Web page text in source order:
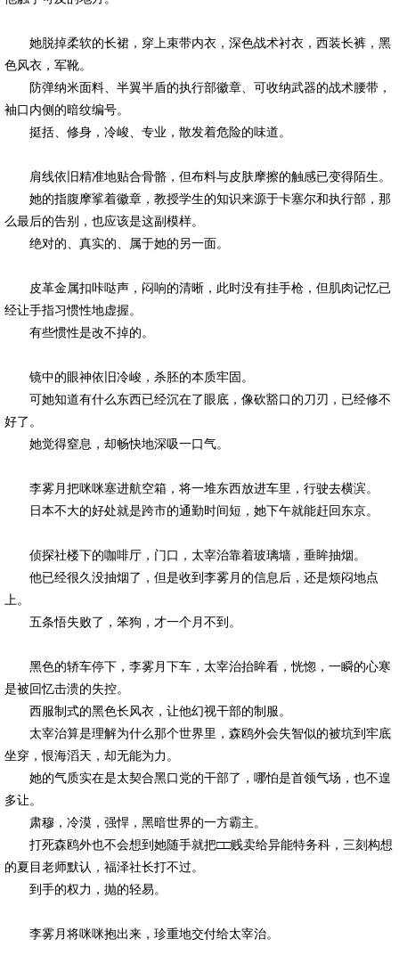
她脱掉柔软的长裙，穿上束带内衣，深色战术衬衣，西装长裤，黑
色风衣，军靴。
防弹纳米面料、半翼半盾的执行部徽章、可收纳武器的战术腰带，
袖口内侧的暗纹编号。
挺括、修身，冷峻、专业，散发着危险的味道。
肩线依旧精准地贴合骨骼，但布料与皮肤摩擦的触感已变得陌生。
她的指腹摩挲着徽章，教授学生的知识来源于卡塞尔和执行部，那
么最后的告别，也应该是这副模样。
绝对的、真实的、属于她的另一面。
皮革金属扣咔哒声，闷响的清晰，此时没有挂手枪，但肌肉记忆已
经让手指习惯性地虚握。
有些惯性是改不掉的。
镜中的眼神依旧冷峻，杀胚的本质牢固。
可她知道有什么东西已经沉在了眼底，像砍豁口的刀刃，已经修不
好了。
她觉得窒息，却畅快地深吸一口气。
李雾月把咪咪塞进航空箱，将一堆东西放进车里，行驶去横滨。
日本不大的好处就是跨市的通勤时间短，她下午就能赶回东京。
侦探社楼下的咖啡厅，门口，太宰治靠着玻璃墙，垂眸抽烟。
他已经很久没抽烟了，但是收到李雾月的信息后，还是烦闷地点
上。
五条悟失败了，笨狗，才一个月不到。
黑色的轿车停下，李雾月下车，太宰治抬眸看，恍惚，一瞬的心寒
是被回忆击溃的失控。
西服制式的黑色长风衣，让他幻视干部的制服。
太宰治算是理解为什么那个世界里，森鸥外会失智似的被坑到牢底
坐穿，恨海滔天，却无能为力。
她的气质实在是太契合黑口党的干部了，哪怕是首领气场，也不遑
多让。
肃穆，冷漠，强悍，黑暗世界的一方霸主。
打死森鸥外也不会想到她随手就把□□贱卖给异能特务科，三刻构想
的夏目老师默认，福泽社长打不过。
到手的权力，抛的轻易。
李雾月将咪咪抱出来，珍重地交付给太宰治。